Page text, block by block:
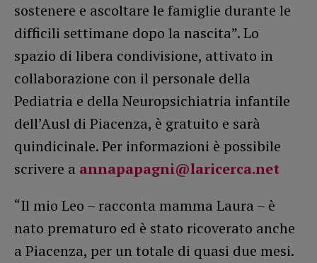
sostenere e ascoltare le famiglie durante le
difficili settimane dopo la nascita”. Lo
spazio di libera condivisione, attivato in
collaborazione con il personale della
Pediatria e della Neuropsichiatria infantile
dell’Ausl di Piacenza, è gratuito e sarà
quindicinale. Per informazioni è possibile
scrivere a annapapagni@laricerca.net
“Il mio Leo – racconta mamma Laura – è
nato prematuro ed è stato ricoverato anche
a Piacenza, per un totale di quasi due mesi.